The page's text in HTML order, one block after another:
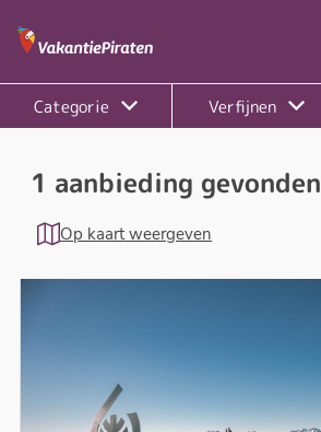
Categorie Verfijnen
1 aanbieding gevonden
Op kaart weergeven